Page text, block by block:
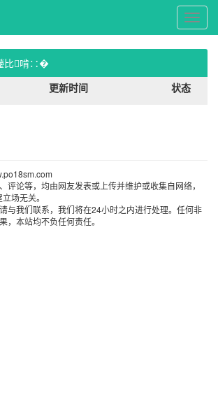
PO
文
屋
比啃∷�
更新时间 状态
评论等，均由网友发表或上传并维护或收集自网络，
场无关。
与我们联系，我们将在24小时之内进行处理。任何非
，本站均不负任何责任。